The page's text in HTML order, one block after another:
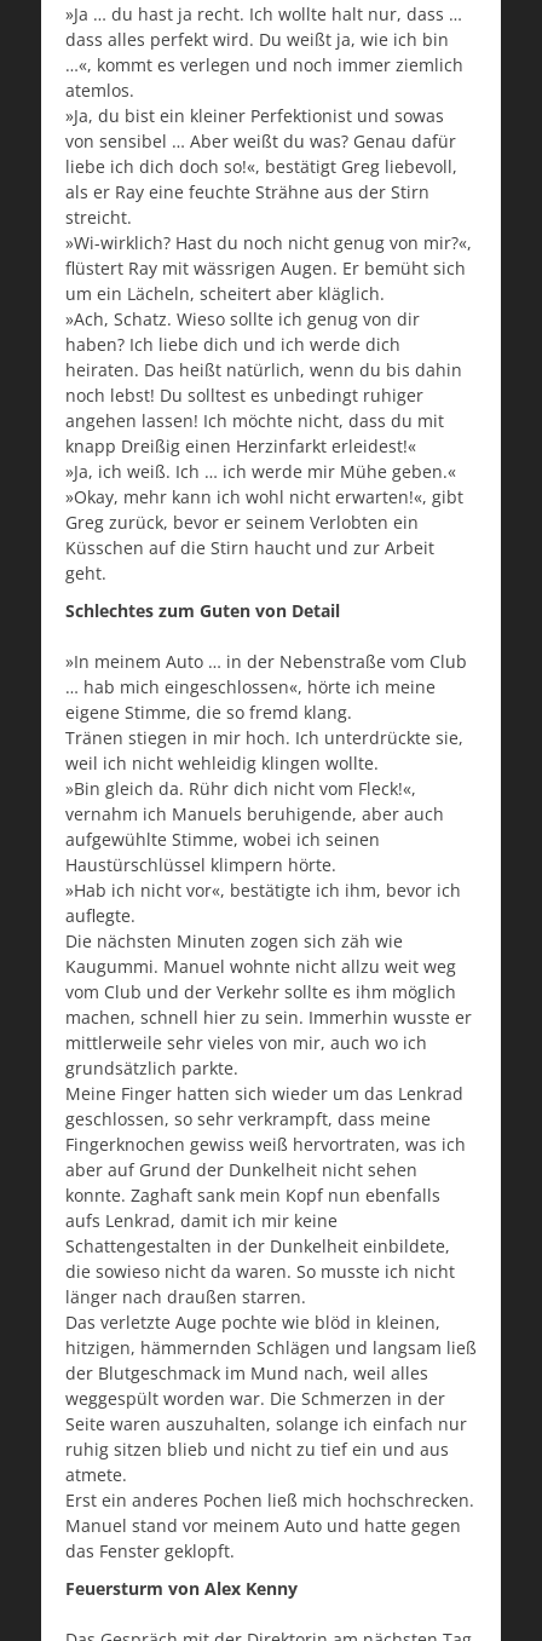
»Ja … du hast ja recht. Ich wollte halt nur, dass …
dass alles perfekt wird. Du weißt ja, wie ich bin
…«, kommt es verlegen und noch immer ziemlich
atemlos.
»Ja, du bist ein kleiner Perfektionist und sowas
von sensibel … Aber weißt du was? Genau dafür
liebe ich dich doch so!«, bestätigt Greg liebevoll,
als er Ray eine feuchte Strähne aus der Stirn
streicht.
»Wi-wirklich? Hast du noch nicht genug von mir?«,
flüstert Ray mit wässrigen Augen. Er bemüht sich
um ein Lächeln, scheitert aber kläglich.
»Ach, Schatz. Wieso sollte ich genug von dir
haben? Ich liebe dich und ich werde dich
heiraten. Das heißt natürlich, wenn du bis dahin
noch lebst! Du solltest es unbedingt ruhiger
angehen lassen! Ich möchte nicht, dass du mit
knapp Dreißig einen Herzinfarkt erleidest!«
»Ja, ich weiß. Ich … ich werde mir Mühe geben.«
»Okay, mehr kann ich wohl nicht erwarten!«, gibt
Greg zurück, bevor er seinem Verlobten ein
Küsschen auf die Stirn haucht und zur Arbeit
geht.
Schlechtes zum Guten von Detail
»In meinem Auto … in der Nebenstraße vom Club
… hab mich eingeschlossen«, hörte ich meine
eigene Stimme, die so fremd klang.
Tränen stiegen in mir hoch. Ich unterdrückte sie,
weil ich nicht wehleidig klingen wollte.
»Bin gleich da. Rühr dich nicht vom Fleck!«,
vernahm ich Manuels beruhigende, aber auch
aufgewühlte Stimme, wobei ich seinen
Haustürschlüssel klimpern hörte.
»Hab ich nicht vor«, bestätigte ich ihm, bevor ich
auflegte.
Die nächsten Minuten zogen sich zäh wie
Kaugummi. Manuel wohnte nicht allzu weit weg
vom Club und der Verkehr sollte es ihm möglich
machen, schnell hier zu sein. Immerhin wusste er
mittlerweile sehr vieles von mir, auch wo ich
grundsätzlich parkte.
Meine Finger hatten sich wieder um das Lenkrad
geschlossen, so sehr verkrampft, dass meine
Fingerknochen gewiss weiß hervortraten, was ich
aber auf Grund der Dunkelheit nicht sehen
konnte. Zaghaft sank mein Kopf nun ebenfalls
aufs Lenkrad, damit ich mir keine
Schattengestalten in der Dunkelheit einbildete,
die sowieso nicht da waren. So musste ich nicht
länger nach draußen starren.
Das verletzte Auge pochte wie blöd in kleinen,
hitzigen, hämmernden Schlägen und langsam ließ
der Blutgeschmack im Mund nach, weil alles
weggespült worden war. Die Schmerzen in der
Seite waren auszuhalten, solange ich einfach nur
ruhig sitzen blieb und nicht zu tief ein und aus
atmete.
Erst ein anderes Pochen ließ mich hochschrecken.
Manuel stand vor meinem Auto und hatte gegen
das Fenster geklopft.
Feuersturm von Alex Kenny